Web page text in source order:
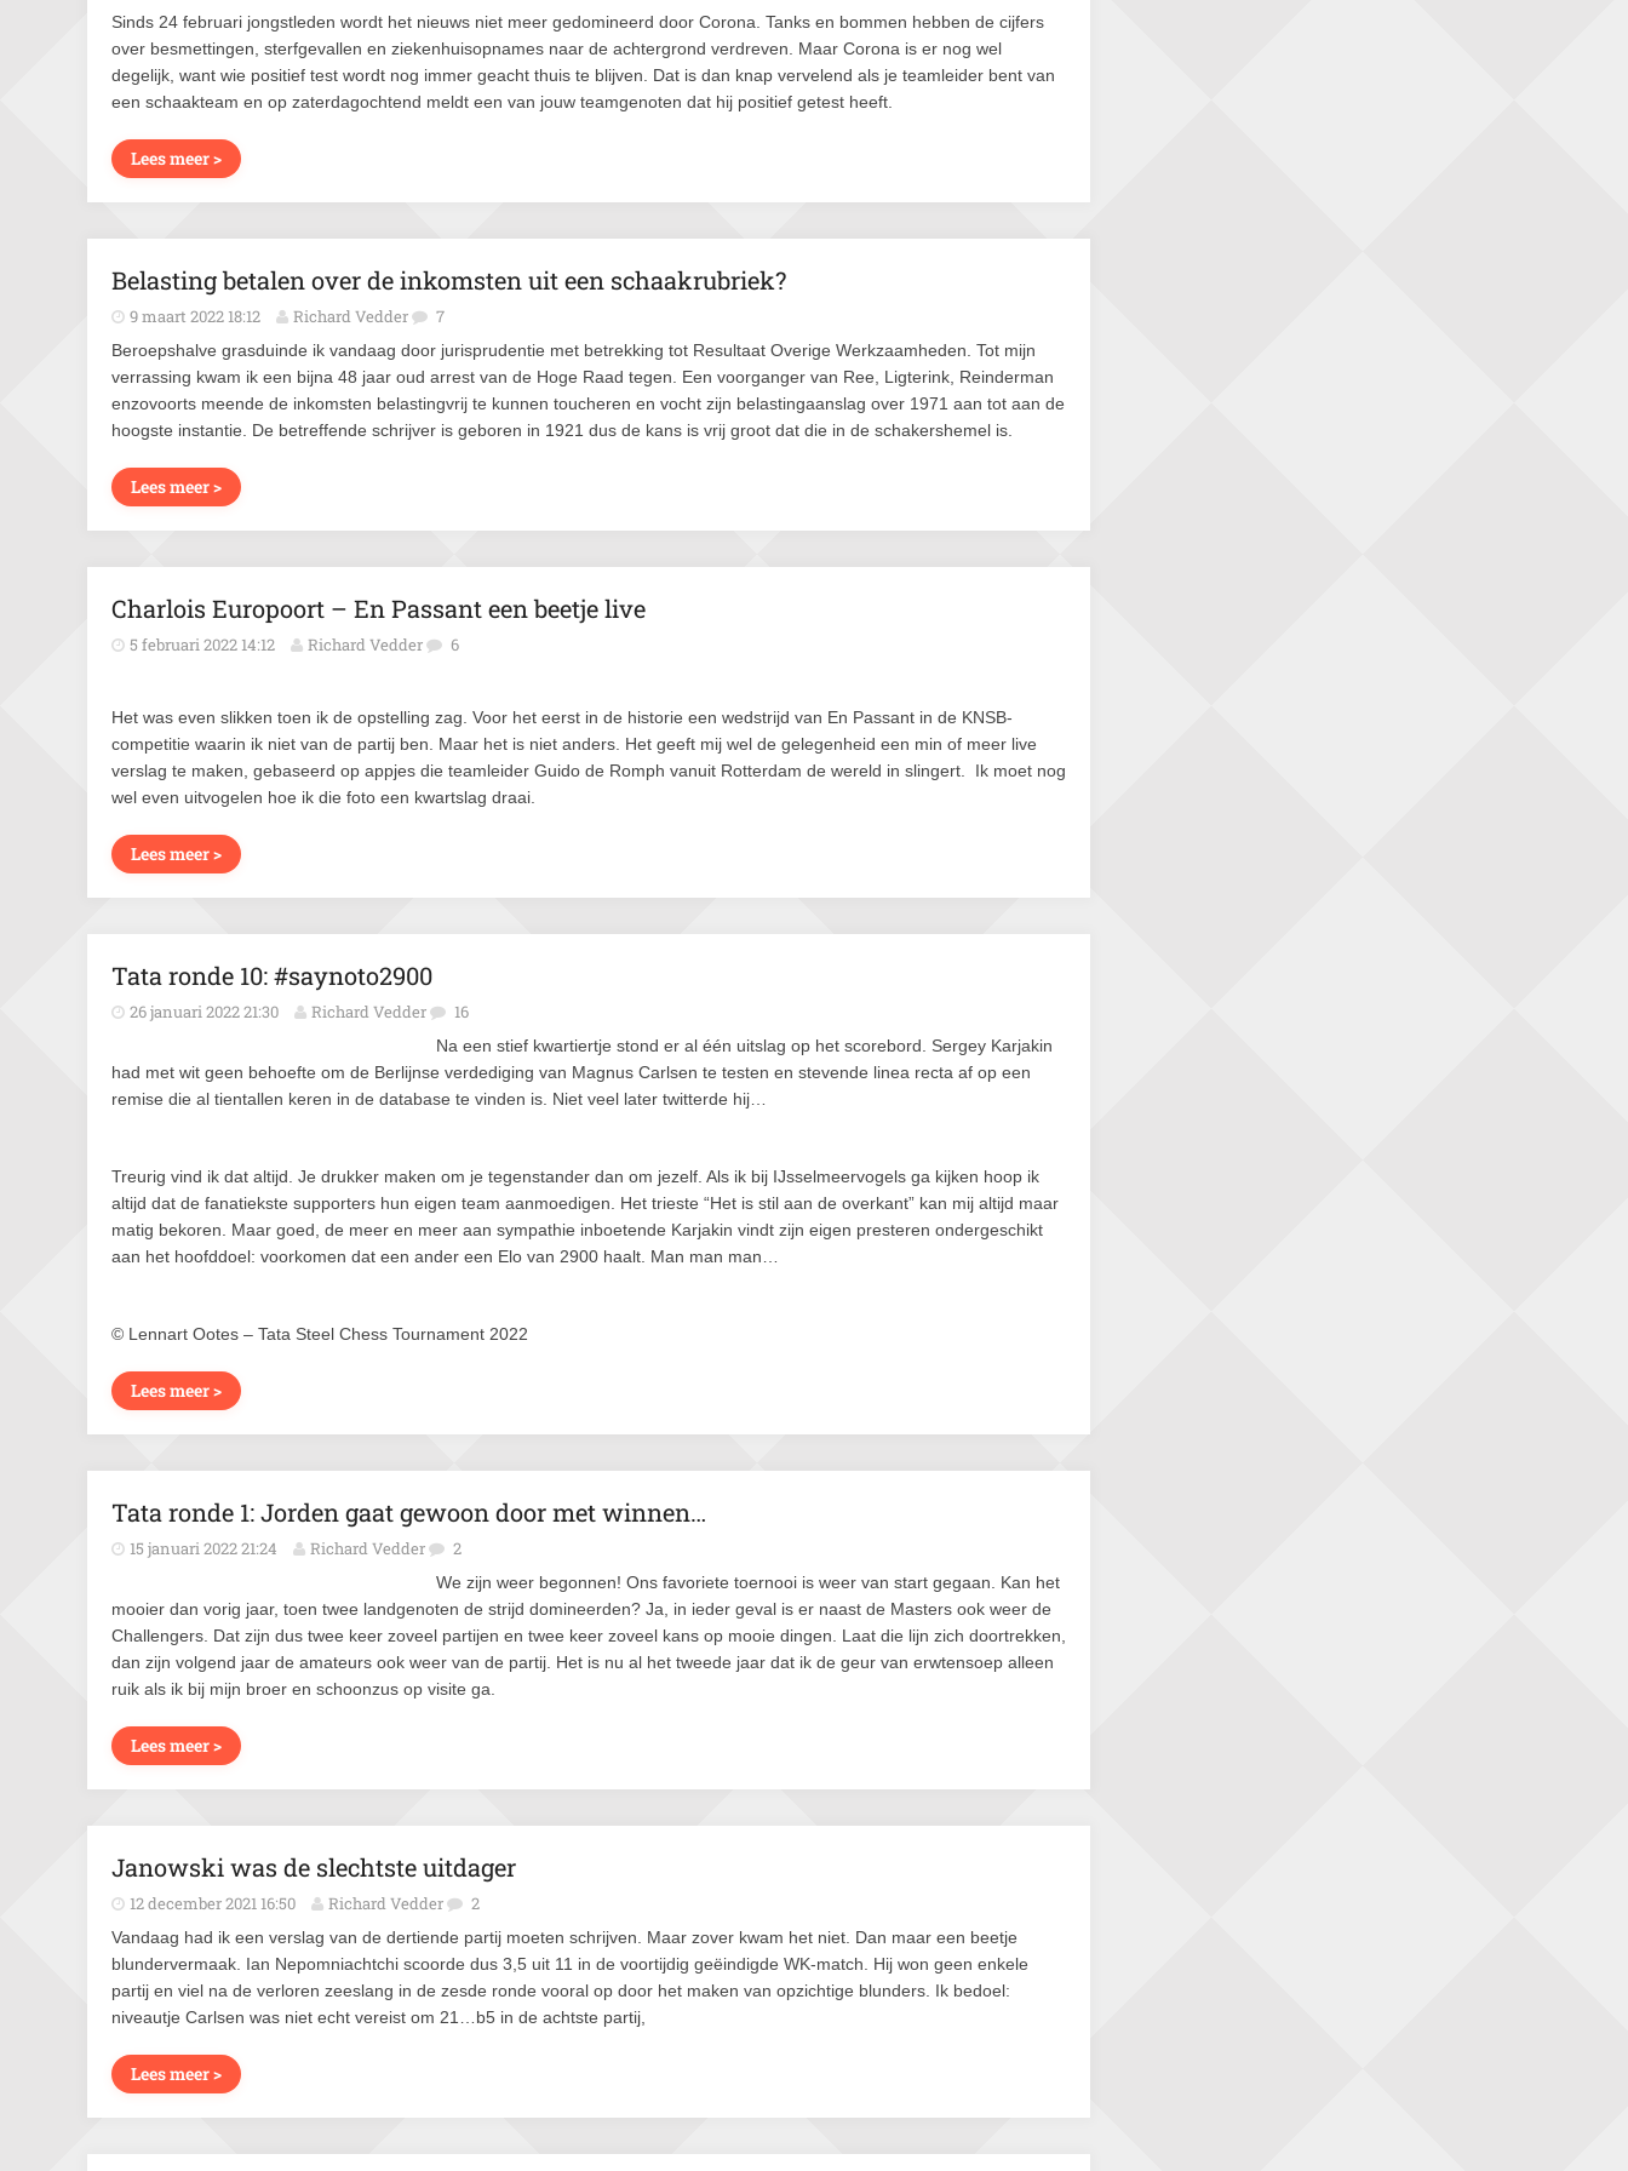
Sinds 24 februari jongstleden wordt het nieuws niet meer gedomineerd door Corona. Tanks en bommen hebben de cijfers
over besmettingen, sterfgevallen en ziekenhuisopnames naar de achtergrond verdreven. Maar Corona is er nog wel
degelijk, want wie positief test wordt nog immer geacht thuis te blijven. Dat is dan knap vervelend als je teamleider bent van
een schaakteam en op zaterdagochtend meldt een van jouw teamgenoten dat hij positief getest heeft.
Lees meer >
Belasting betalen over de inkomsten uit een schaakrubriek?
9 maart 2022 18:12 Richard Vedder 7
Beroepshalve grasduinde ik vandaag door jurisprudentie met betrekking tot Resultaat Overige Werkzaamheden. Tot mijn
verrassing kwam ik een bijna 48 jaar oud arrest van de Hoge Raad tegen. Een voorganger van Ree, Ligterink, Reinderman
enzovoorts meende de inkomsten belastingvrij te kunnen toucheren en vocht zijn belastingaanslag over 1971 aan tot aan de
hoogste instantie. De betreffende schrijver is geboren in 1921 dus de kans is vrij groot dat die in de schakershemel is.
Lees meer >
Charlois Europoort – En Passant een beetje live
5 februari 2022 14:12 Richard Vedder 6
Het was even slikken toen ik de opstelling zag. Voor het eerst in de historie een wedstrijd van En Passant in de KNSB-
competitie waarin ik niet van de partij ben. Maar het is niet anders. Het geeft mij wel de gelegenheid een min of meer live
verslag te maken, gebaseerd op appjes die teamleider Guido de Romph vanuit Rotterdam de wereld in slingert. Ik moet nog
wel even uitvogelen hoe ik die foto een kwartslag draai.
Lees meer >
Tata ronde 10: #saynoto2900
26 januari 2022 21:30 Richard Vedder 16
Na een stief kwartiertje stond er al één uitslag op het scorebord. Sergey Karjakin
had met wit geen behoefte om de Berlijnse verdediging van Magnus Carlsen te testen en stevende linea recta af op een
remise die al tientallen keren in de database te vinden is. Niet veel later twitterde hij…
Treurig vind ik dat altijd. Je drukker maken om je tegenstander dan om jezelf. Als ik bij IJsselmeervogels ga kijken hoop ik
altijd dat de fanatiekste supporters hun eigen team aanmoedigen. Het trieste “Het is stil aan de overkant” kan mij altijd maar
matig bekoren. Maar goed, de meer en meer aan sympathie inboetende Karjakin vindt zijn eigen presteren ondergeschikt
aan het hoofddoel: voorkomen dat een ander een Elo van 2900 haalt. Man man man…
© Lennart Ootes – Tata Steel Chess Tournament 2022
Lees meer >
Tata ronde 1: Jorden gaat gewoon door met winnen…
15 januari 2022 21:24 Richard Vedder 2
We zijn weer begonnen! Ons favoriete toernooi is weer van start gegaan. Kan het
mooier dan vorig jaar, toen twee landgenoten de strijd domineerden? Ja, in ieder geval is er naast de Masters ook weer de
Challengers. Dat zijn dus twee keer zoveel partijen en twee keer zoveel kans op mooie dingen. Laat die lijn zich doortrekken,
dan zijn volgend jaar de amateurs ook weer van de partij. Het is nu al het tweede jaar dat ik de geur van erwtensoep alleen
ruik als ik bij mijn broer en schoonzus op visite ga.
Lees meer >
Janowski was de slechtste uitdager
12 december 2021 16:50 Richard Vedder 2
Vandaag had ik een verslag van de dertiende partij moeten schrijven. Maar zover kwam het niet. Dan maar een beetje
blundervermaak. Ian Nepomniachtchi scoorde dus 3,5 uit 11 in de voortijdig geëindigde WK-match. Hij won geen enkele
partij en viel na de verloren zeeslang in de zesde ronde vooral op door het maken van opzichtige blunders. Ik bedoel:
niveautje Carlsen was niet echt vereist om 21…b5 in de achtste partij,
Lees meer >